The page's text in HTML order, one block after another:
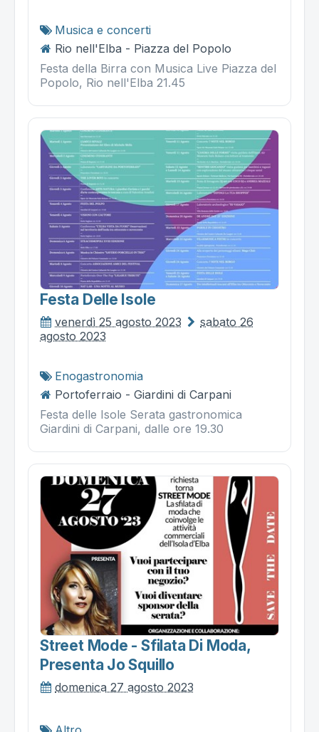
Musica e concerti
Rio nell'Elba - Piazza del Popolo
Festa della Birra con Musica Live Piazza del
Popolo, Rio nell'Elba 21.45
Festa Delle Isole
venerdì 25 agosto 2023
sabato 26
agosto 2023
Enogastronomia
Portoferraio - Giardini di Carpani
Festa delle Isole Serata gastronomica
Giardini di Carpani, dalle ore 19.30
Street Mode - Sfilata Di Moda,
Presenta Jo Squillo
domenica 27 agosto 2023